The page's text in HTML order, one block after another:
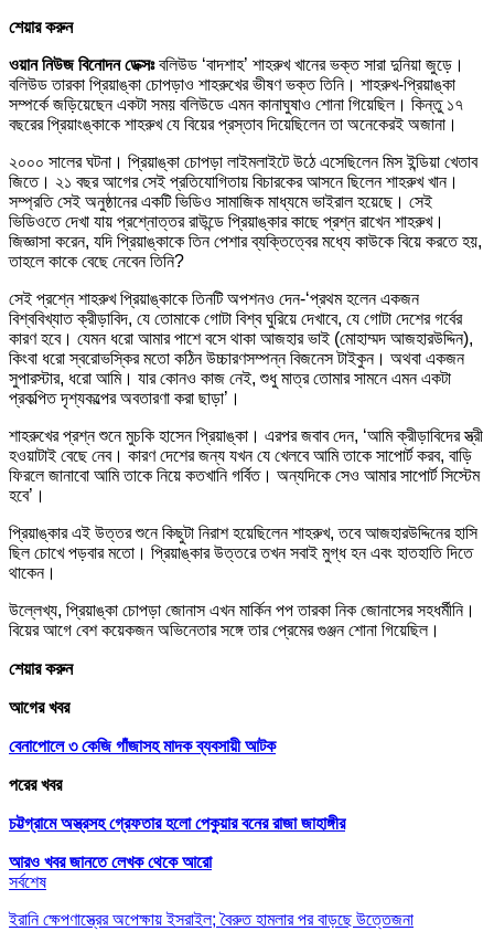
শেয়ার করুন
ওয়ান নিউজ বিনোদন ডেক্সঃবলিউড ‘বাদশাহ’ শাহরুখ খানের ভক্ত সারা দুনিয়া জুড়ে।
বলিউড তারকা প্রিয়াঙ্কা চোপড়াও শাহরুখের ভীষণ ভক্ত তিনি। শাহরুখ-প্রিয়াঙ্কা
সম্পর্কে জড়িয়েছেন একটা সময় বলিউডে এমন কানাঘুষাও শোনা গিয়েছিল। কিন্তু ১৭
বছরের প্রিয়াংঙ্কাকে শাহরুখ যে বিয়ের প্রস্তাব দিয়েছিলেন তা অনেকেরই অজানা।
২০০০ সালের ঘটনা। প্রিয়াঙ্কা চোপড়া লাইমলাইটে উঠে এসেছিলেন মিস ইন্ডিয়া খেতাব
জিতে। ২১ বছর আগের সেই প্রতিযোগিতায় বিচারকের আসনে ছিলেন শাহরুখ খান।
সম্প্রতি সেই অনুষ্ঠানের একটি ভিডিও সামাজিক মাধ্যমে ভাইরাল হয়েছে। সেই
ভিডিওতে দেখা যায় প্রশ্নোত্তর রাউন্ডে প্রিয়াঙ্কার কাছে প্রশ্ন রাখেন শাহরুখ।
জিজ্ঞাসা করেন, যদি প্রিয়াঙ্কাকে তিন পেশার ব্যক্তিত্বের মধ্যে কাউকে বিয়ে করতে হয়,
তাহলে কাকে বেছে নেবেন তিনি?
সেই প্রশ্নে শাহরুখ প্রিয়াঙ্কাকে তিনটি অপশনও দেন-‘প্রথম হলেন একজন
বিশ্ববিখ্যাত ক্রীড়াবিদ, যে তোমাকে গোটা বিশ্ব ঘুরিয়ে দেখাবে, যে গোটা দেশের গর্বের
কারণ হবে। যেমন ধরো আমার পাশে বসে থাকা আজহার ভাই (মোহাম্মদ আজহারউদ্দিন),
কিংবা ধরো স্বরোভস্কির মতো কঠিন উচ্চারণসম্পন্ন বিজনেস টাইকুন। অথবা একজন
সুপারস্টার, ধরো আমি। যার কোনও কাজ নেই, শুধু মাত্র তোমার সামনে এমন একটা
প্রকল্পিত দৃশ্যকল্পের অবতারণা করা ছাড়া’।
শাহরুখের প্রশ্ন শুনে মুচকি হাসেন প্রিয়াঙ্কা। এরপর জবাব দেন, ‘আমি ক্রীড়াবিদের স্ত্রী
হওয়াটাই বেছে নেব। কারণ দেশের জন্য যখন যে খেলবে আমি তাকে সাপোর্ট করব, বাড়ি
ফিরলে জানাবো আমি তাকে নিয়ে কতখানি গর্বিত। অন্যদিকে সেও আমার সাপোর্ট সিস্টেম
হবে’।
প্রিয়াঙ্কার এই উত্তর শুনে কিছুটা নিরাশ হয়েছিলেন শাহরুখ, তবে আজহারউদ্দিনের হাসি
ছিল চোখে পড়বার মতো। প্রিয়াঙ্কার উত্তরে তখন সবাই মুগ্ধ হন এবং হাতহাতি দিতে
থাকেন।
উল্লেখ্য, প্রিয়াঙ্কা চোপড়া জোনাস এখন মার্কিন পপ তারকা নিক জোনাসের সহধর্মীনি।
বিয়ের আগে বেশ কয়েকজন অভিনেতার সঙ্গে তার প্রেমের গুঞ্জন শোনা গিয়েছিল।
শেয়ার করুন
আগের খবর
বেনাপোলে ৩ কেজি গাঁজাসহ মাদক ব্যবসায়ী আটক
পরের খবর
চট্টগ্রামে অস্ত্রসহ গ্রেফতার হলো পেকুয়ার বনের রাজা জাহাঙ্গীর
আরও খবর জানতে লেখক থেকে আরো
সর্বশেষ
ইরানি ক্ষেপণাস্ত্রের অপেক্ষায় ইসরাইল; বৈরুত হামলার পর বাড়ছে উত্তেজনা